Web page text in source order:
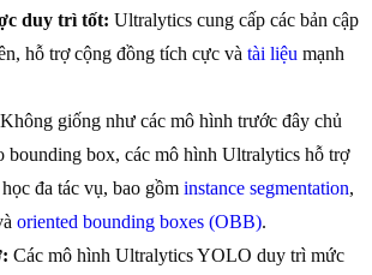
duy trì tốt: Ultralytics cung cấp các bản cập
hỗ trợ cộng đồng tích cực và tài liệu mạnh
Không giống như các mô hình trước đây chủ
bounding box, các mô hình Ultralytics hỗ trợ
đa tác vụ, bao gồm instance segmentation,
oriented bounding boxes (OBB).
Các mô hình Ultralytics YOLO duy trì mức